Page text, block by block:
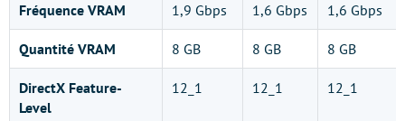
Fréquence VRAM 1,9 Gbps 1,6 Gbps 1,6 Gbps
Quantité VRAM 8 GB 8 GB 8 GB
DirectX Feature-
Level
12_1 12_1 12_1